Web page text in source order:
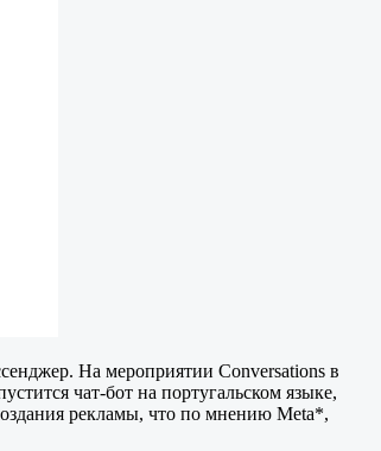
На мероприятии Conversations в
чат-бот на португальском языке,
рекламы, что по мнению Meta*,